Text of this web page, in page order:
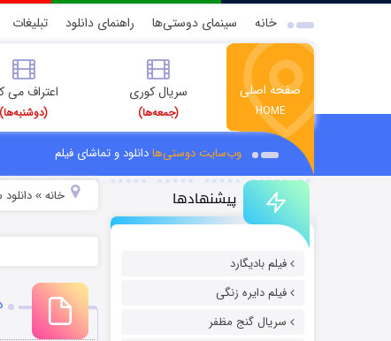
خانه سینمای دوستی‌ها راهنمای دانلود تبلیغات
صفحه اصلی
HOME
سریال کوری
(جمعه‌ها)
اعتراف می
(دوشنبه‌ها)
وب‌سایت دوستی‌هادانلود و تماشای فیلم
پیشنهادها
فیلم بادیگارد
فیلم دایره زنگی
سریال گنج مظفر
خانه»